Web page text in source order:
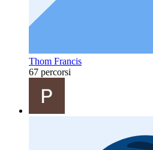
Thom Francis
67 percorsi